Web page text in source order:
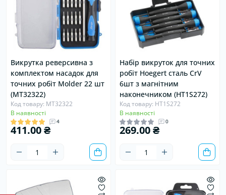
Викрутка реверсивна з
комплектом насадок для
точних робіт Molder 22 шт
(MT32322)
Код товару: MT32322
В наявності
4
411.00 ₴
Набір викруток для точних
робіт Hoegert сталь CrV
6шт з магнітним
наконечником (HT1S272)
Код товару: HT1S272
В наявності
0
269.00 ₴